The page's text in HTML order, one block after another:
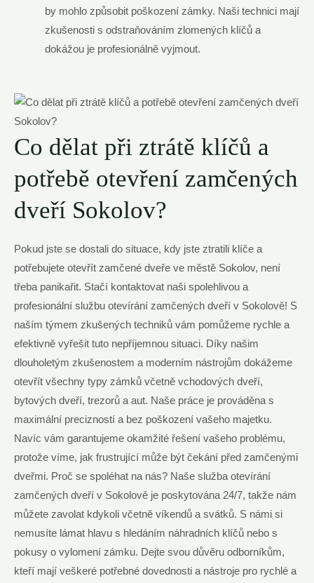
by mohlo způsobit poškození zámky. Naši technici mají
zkušenosti s odstraňováním zlomených klíčů a
dokážou je profesionálně vyjmout.
Co dělat při ztrátě klíčů a
potřebě otevření zamčených
dveří Sokolov?
Pokud jste se dostali do situace, kdy jste ztratili klíče a
potřebujete otevřít zamčené dveře ve městě Sokolov, není
třeba panikařit. Stačí kontaktovat naši spolehlivou a
profesionální službu otevírání zamčených dveří v Sokolově! S
naším týmem zkušených techniků vám pomůžeme rychle a
efektivně vyřešit tuto nepříjemnou situaci. Díky našim
dlouholetým zkušenostem a moderním nástrojům dokážeme
otevřít všechny typy zámků včetně vchodových dveří,
bytových dveří, trezorů a aut. Naše práce je prováděna s
maximální precizností a bez poškození vašeho majetku.
Navíc vám garantujeme okamžité řešení vašeho problému,
protože víme, jak frustrující může být čekání před zamčenými
dveřmi. Proč se spoléhat na nás? Naše služba otevírání
zamčených dveří v Sokolově je poskytována 24/7, takže nám
můžete zavolat kdykoli včetně víkendů a svátků. S námi si
nemusíte lámat hlavu s hledáním náhradních klíčů nebo s
pokusy o vylomení zámku. Dejte svou důvěru odborníkům,
kteří mají veškeré potřebné dovednosti a nástroje pro rychlé a